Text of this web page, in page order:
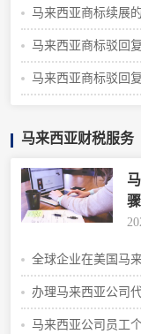
马来西亚商标续展
马来西亚商标驳回
马来西亚商标驳回
马来西亚财税服务
全球企业在美国马
办理马来西亚公司
马来西亚公司员工